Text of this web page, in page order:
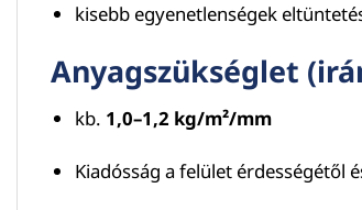
kisebb egyenetlenségek
Anyagszükséglet
kb. 1,0–1,2 kg/m²/mm
Kiadósság a felület érdességétől